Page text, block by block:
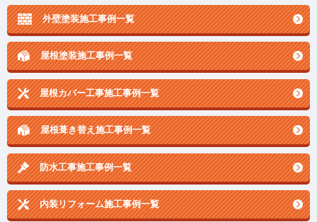
外壁塗装施工事例一覧
屋根塗装施工事例一覧
屋根カバー工事施工事例一覧
屋根葺き替え施工事例一覧
防水工事施工事例一覧
内装リフォーム施工事例一覧